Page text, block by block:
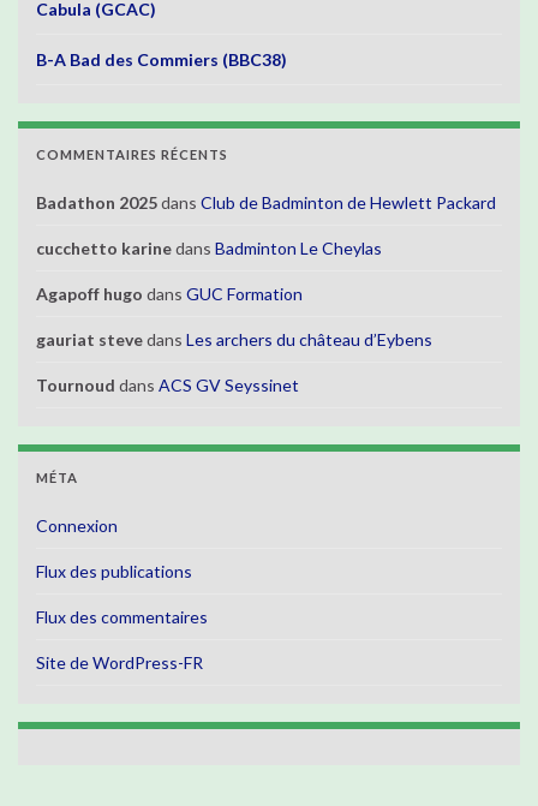
Cabula (GCAC)
B-A Bad des Commiers (BBC38)
COMMENTAIRES RÉCENTS
Badathon 2025dans Club de Badminton de Hewlett Packard
cucchetto karinedans Badminton Le Cheylas
Agapoff hugo dans GUC Formation
gauriat stevedans Les archers du château d’Eybens
Tournoud dans ACS GV Seyssinet
MÉTA
Connexion
Flux des publications
Flux des commentaires
Site de WordPress-FR